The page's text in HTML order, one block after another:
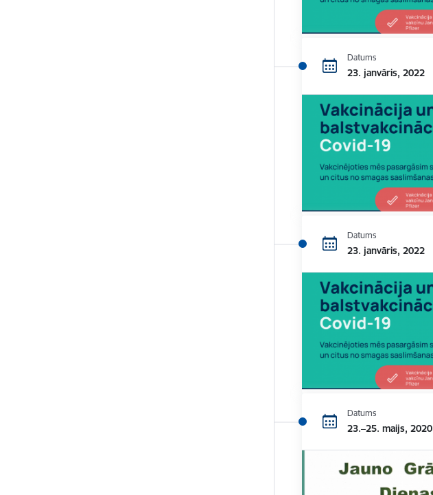
Datums
23. janvāris, 2022
Datums
23. janvāris, 2022
Datums
23.–25. maijs, 2020